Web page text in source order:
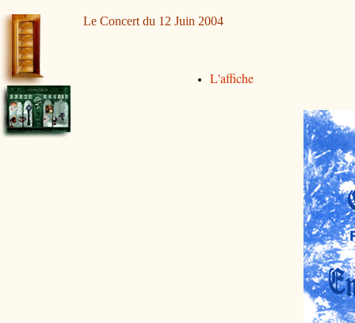
Le Concert du 12 Juin 2004
L'affiche